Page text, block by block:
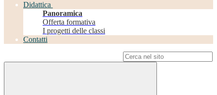
Didattica
Panoramica
Offerta formativa
I progetti delle classi
Contatti